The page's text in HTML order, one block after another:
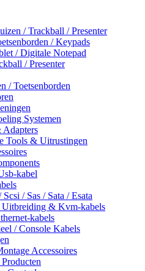
/ Trackball / Presenter
/ Keypads
/ Digitale Notepad
/ Presenter
/ Toetsenborden
Systemen
Adapters
Tools & Uitrustingen
kabel
/ Sas / Sata / Esata
& Kvm-kabels
kabels
/ Console Kabels
Accessoires